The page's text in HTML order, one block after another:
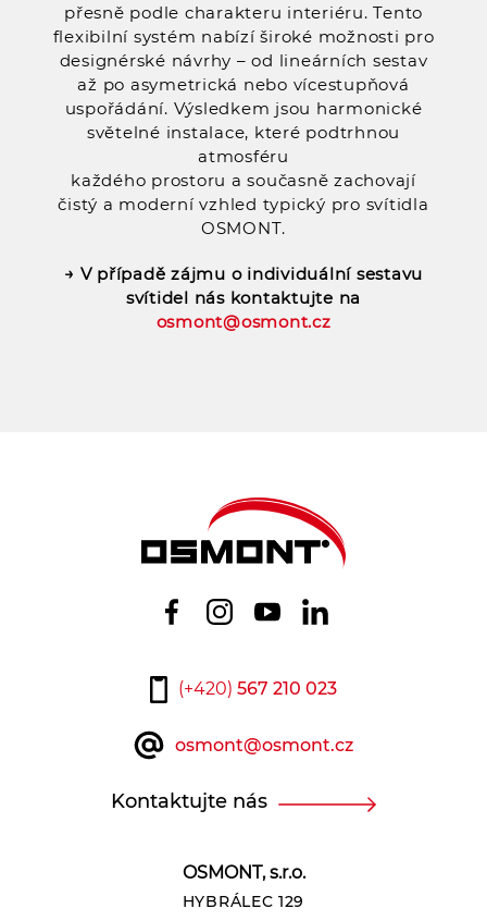
přesně podle charakteru interiéru. Tento
flexibilní systém nabízí široké možnosti pro
designérské návrhy – od lineárních sestav
až po asymetrická nebo vícestupňová
uspořádání. Výsledkem jsou harmonické
světelné instalace, které podtrhnou
atmosféru
každého prostoru a současně zachovají
čistý a moderní vzhled typický pro svítidla
OSMONT.
→ V případě zájmu o individuální sestavu
svítidel nás kontaktujte na
osmont@osmont.cz
OSMONT, s.r.o.
HYBRÁLEC 129
(+420) 567 210 023
osmont@osmont.cz
Kontaktujte nás